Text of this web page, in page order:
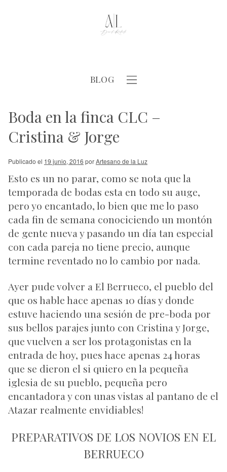
BLOG
Boda en la finca CLC –
Cristina & Jorge
Publicado el 19 junio, 2016 porArtesano de la Luz
Esto es un no parar, como se nota que la
temporada de bodas esta en todo su auge,
pero yo encantado, lo bien que me lo paso
cada fin de semana conociciendo un montón
de gente nueva y pasando un día tan especial
con cada pareja no tiene precio, aunque
termine reventado no lo cambio por nada.
Ayer pude volver a El Berrueco, el pueblo del
que os hable hace apenas 10 días y donde
estuve haciendo una sesión de pre-boda por
sus bellos parajes junto con Cristina y Jorge,
que vuelven a ser los protagonistas en la
entrada de hoy, pues hace apenas 24 horas
que se dieron el si quiero en la pequeña
iglesia de su pueblo, pequeña pero
encantadora y con unas vistas al pantano de el
Atazar realmente envidiables!
PREPARATIVOS DE LOS NOVIOS EN EL
BERRUECO